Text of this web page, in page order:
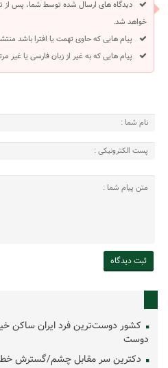
دیدگاه های ارسال شده توسط شما، پس از
خواهد شد.
پیام هایی که حاوی تهمت یا افترا باشد
پیام هایی که به غیر از زبان فارسی یا غیر
کشور دوست‌ترین فرد ایران ساکن
دوست
دکترین سر مقابل چشم/گسترش خط